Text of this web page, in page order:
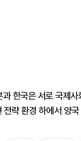
한국은 서로 국제
략 환경 하에서 양